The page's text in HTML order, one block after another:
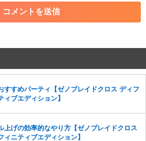
適切と判断した投稿
する
了承ください。
は復元ができませんのでご注意くだ
反や、弊社に損害の及ぶ内容の書き込みがあ
らせていただく場合もございますので、あら
。
すすめパーティ【ゼノブレイドクロス ディフ
ィブエディション】
上げの効率的なやり方【ゼノブレイドクロス
ィニティブエディション】